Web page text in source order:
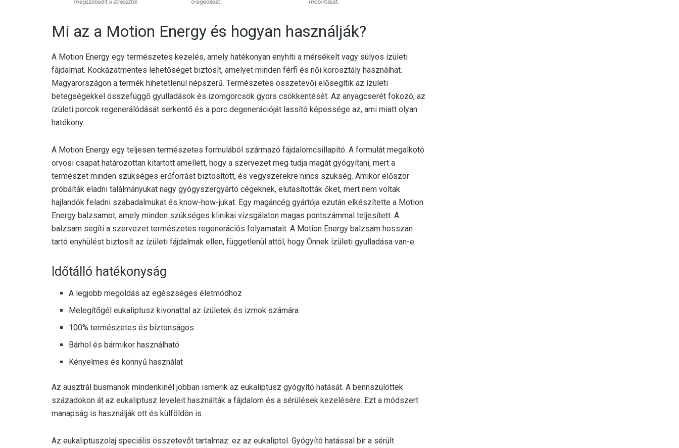
Mi az a Motion Energy és hogyan használják?
A Motion Energy egy természetes kezelés, amely hatékonyan enyhíti a mérsékelt vagy súlyos ízületi
fájdalmat. Kockázatmentes lehetőséget biztosít, amelyet minden férfi és női korosztály használhat.
Magyarországon a termék hihetetlenül népszerű. Természetes összetevői elősegítik az ízületi
betegségekkel összefüggő gyulladások és izomgörcsök gyors csökkentését. Az anyagcserét fokozó, az
ízületi porcok regenerálódását serkentő és a porc degenerációját lassító képessége az, ami miatt olyan
hatékony.
A Motion Energy egy teljesen természetes formulából származó fájdalomcsillapító. A formulát megalkotó
orvosi csapat határozottan kitartott amellett, hogy a szervezet meg tudja magát gyógyítani, mert a
természet minden szükséges erőforrást biztosított, és vegyszerekre nincs szükség. Amikor először
próbálták eladni találmányukat nagy gyógyszergyártó cégeknek, elutasították őket, mert nem voltak
hajlandók feladni szabadalmukat és know-how-jukat. Egy magáncég gyártója ezután elkészítette a Motion
Energy balzsamot, amely minden szükséges klinikai vizsgálaton magas pontszámmal teljesített. A
balzsam segíti a szervezet természetes regenerációs folyamatait. A Motion Energy balzsam hosszan
tartó enyhülést biztosít az ízületi fájdalmak ellen, függetlenül attól, hogy Önnek ízületi gyulladása van-e.
Időtálló hatékonyság
A legjobb megoldás az egészséges életmódhoz
Melegítőgél eukaliptusz kivonattal az ízületek és izmok számára
100% természetes és biztonságos
Bárhol és bármikor használható
Kényelmes és könnyű használat
Az ausztrál busmanok mindenkinél jobban ismerik az eukaliptusz gyógyító hatását. A bennszülöttek
századokon át az eukaliptusz leveleit használták a fájdalom és a sérülések kezelésére. Ezt a módszert
manapság is használják ott és külföldön is.
Az eukaliptuszolaj speciális összetevőt tartalmaz: ez az eukaliptol. Gyógyító hatással bír a sérült